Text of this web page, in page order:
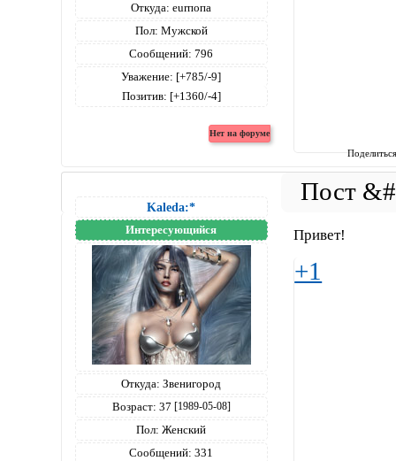
Откуда: eurпопа
Пол: Мужской
Сообщений: 796
Уважение: [+785/-9]
Позитив: [+1360/-4]
Kaleda:*
Интересующийся
Откуда: Звенигород
Возраст: 37 [1989-05-08]
Пол: Женский
Сообщений: 331
Привет!
+1